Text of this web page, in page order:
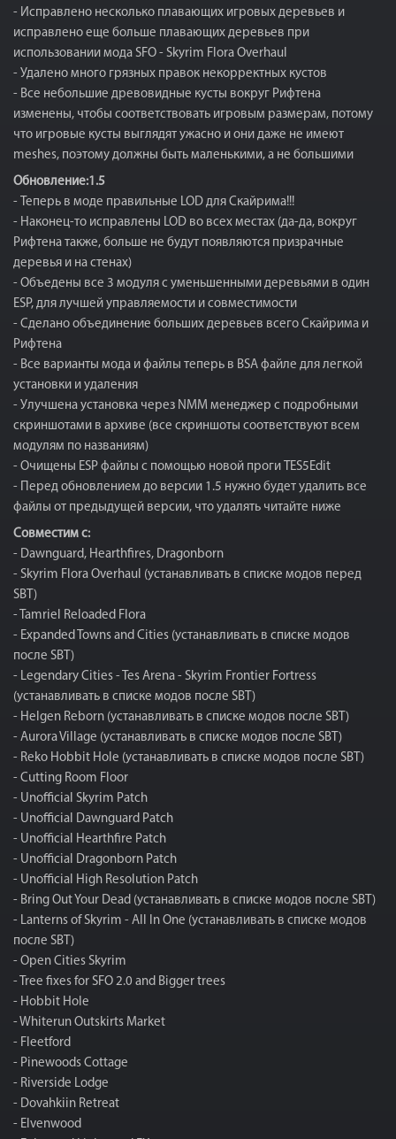
- Исправлено несколько плавающих игровых деревьев и
исправлено еще больше плавающих деревьев при
использовании мода SFO - Skyrim Flora Overhaul
- Удалено много грязных правок некорректных кустов
- Все небольшие древовидные кусты вокруг Рифтена
изменены, чтобы соответствовать игровым размерам, потому
что игровые кусты выглядят ужасно и они даже не имеют
meshes, поэтому должны быть маленькими, а не большими
Обновление:1.5
- Теперь в моде правильные LOD для Скайрима!!!
- Наконец-то исправлены LOD во всех местах (да-да, вокруг
Рифтена также, больше не будут появляются призрачные
деревья и на стенах)
- Объедены все 3 модуля с уменьшенными деревьями в один
ESP, для лучшей управляемости и совместимости
- Сделано объединение больших деревьев всего Скайрима и
Рифтена
- Все варианты мода и файлы теперь в BSA файле для легкой
установки и удаления
- Улучшена установка через NMM менеджер с подробными
скриншотами в архиве (все скриншоты соответствуют всем
модулям по названиям)
- Очищены ESP файлы с помощью новой проги TES5Edit
- Перед обновлением до версии 1.5 нужно будет удалить все
файлы от предыдущей версии, что удалять читайте ниже
Совместим с:
- Dawnguard, Hearthfires, Dragonborn
- Skyrim Flora Overhaul (устанавливать в списке модов перед
SBT)
- Tamriel Reloaded Flora
- Expanded Towns and Cities (устанавливать в списке модов
после SBT)
- Legendary Cities - Tes Arena - Skyrim Frontier Fortress
(устанавливать в списке модов после SBT)
- Helgen Reborn (устанавливать в списке модов после SBT)
- Aurora Village (устанавливать в списке модов после SBT)
- Reko Hobbit Hole (устанавливать в списке модов после SBT)
- Cutting Room Floor
- Unofficial Skyrim Patch
- Unofficial Dawnguard Patch
- Unofficial Hearthfire Patch
- Unofficial Dragonborn Patch
- Unofficial High Resolution Patch
- Bring Out Your Dead (устанавливать в списке модов после SBT)
- Lanterns of Skyrim - All In One (устанавливать в списке модов
после SBT)
- Open Cities Skyrim
- Tree fixes for SFO 2.0 and Bigger trees
- Hobbit Hole
- Whiterun Outskirts Market
- Fleetford
- Pinewoods Cottage
- Riverside Lodge
- Dovahkiin Retreat
- Elvenwood